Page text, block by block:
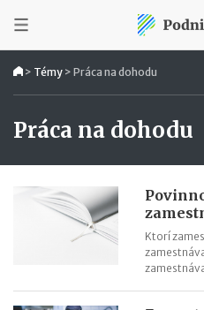
> Témy > Práca na dohodu
Práca na dohodu
Ktorí